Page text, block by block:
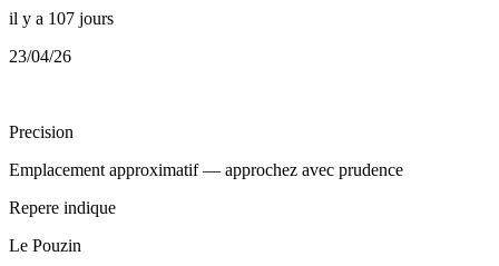
il y a 107 jours
23/04/26
Precision
Emplacement approximatif — approchez avec prudence
Repere indique
Le Pouzin